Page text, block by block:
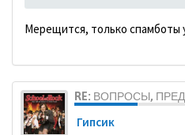
Мерещится, только спамботы
RE: ВОПРОСЫ,
Гипсик